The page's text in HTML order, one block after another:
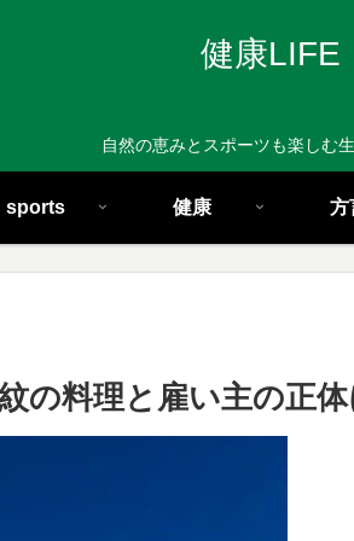
健康LIFE
自然の恵みとスポーツも楽しむ
sports 健康 方
の料理と雇い主の正体